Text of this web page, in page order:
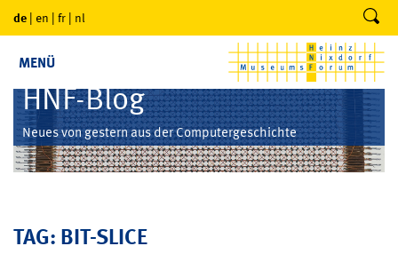
de | en | fr | nl
MENÜ
HNF-Blog
Neues von gestern aus der Computergeschichte
TAG: BIT-SLICE